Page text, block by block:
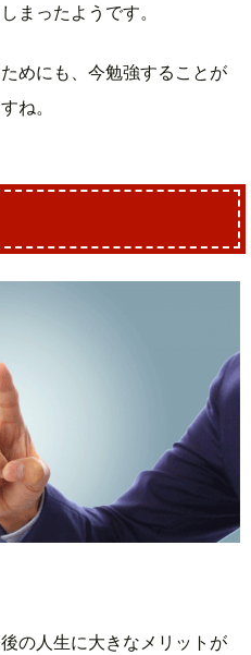
まったようです。
めにも、今勉強することが
ね。
の人生に大きなメリットが